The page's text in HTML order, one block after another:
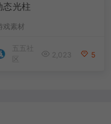
态光柱
戏素材
五五社
区
2,023 5